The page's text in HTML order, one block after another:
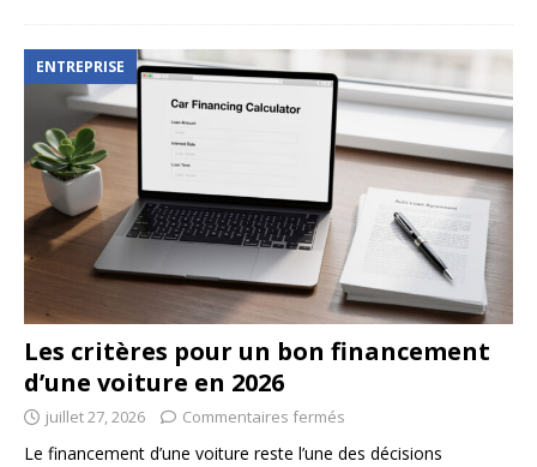
ENTREPRISE
Les critères pour un bon financement
d’une voiture en 2026
juillet 27, 2026 Commentaires fermés
Le financement d’une voiture reste l’une des décisions